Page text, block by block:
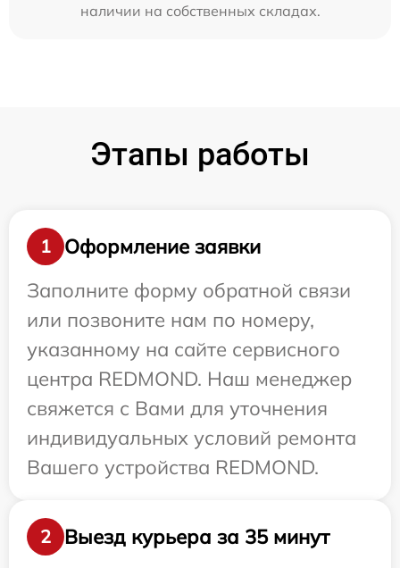
наличии на собственных складах.
Этапы работы
1
Оформление заявки
Заполните форму обратной связи
или позвоните нам по номеру,
указанному на сайте сервисного
центра REDMOND. Наш менеджер
свяжется с Вами для уточнения
индивидуальных условий ремонта
Вашего устройства REDMOND.
2 Выезд курьера за 35 минут